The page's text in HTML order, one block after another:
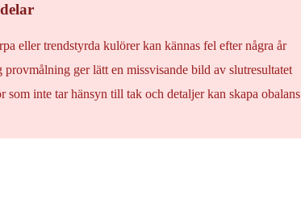
eller trendstyrda kulörer kan kännas fel efter några år
provmålning ger lätt en missvisande bild av slutresultatet
som inte tar hänsyn till tak och detaljer kan skapa obalans